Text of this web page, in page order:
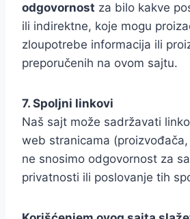
odgovornost za bilo kakve
ili indirektne, koje mogu
zloupotrebe informacija ili
preporučenih na ovom sajtu.
7. Spoljni linkovi
Naš sajt može sadržavati
web stranicama
ne snosimo odgovornost za
privatnosti ili poslovanje tih